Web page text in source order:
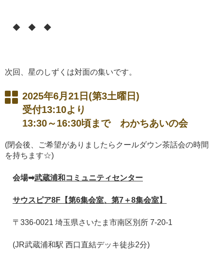
◆ ◆ ◆
次回、星のしずくは対面の集いです。
2025年6月21日(第3土曜日)
受付13:10より
13:30～16:30頃まで わかちあいの会
(閉会後、ご希望がありましたらクールダウン茶話会の時間
を持ちます☆)
会場➡武蔵浦和コミュニティセンター
サウスピア8F【第6集会室、第7＋8集会室】
〒336-0021 埼玉県さいたま市南区別所 7-20-1
(JR武蔵浦和駅 西口直結デッキ徒歩2分)